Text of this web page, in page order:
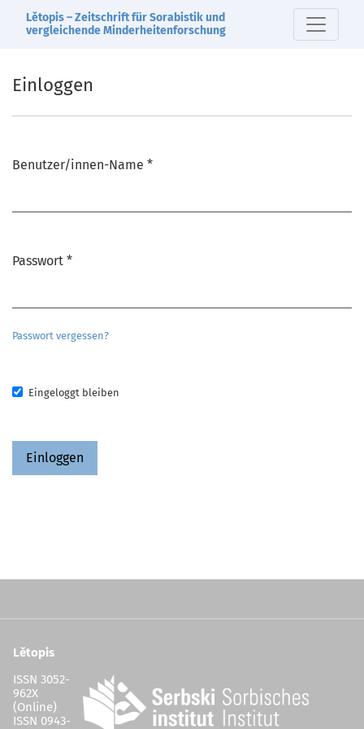
Einloggen
Lětopis – Zeitschrift für Sorabistik und
vergleichende Minderheitenforschung
Einloggen
Benutzer/innen-Name *
Passwort *
Passwort vergessen?
Eingeloggt bleiben
Einloggen
Lětopis
ISSN 3052-
962X
(Online)
ISSN 0943-